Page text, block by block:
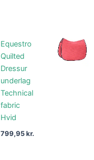
Equestro
Quilted
Dressur
underlag
Technical
fabric
Hvid
799,95kr.